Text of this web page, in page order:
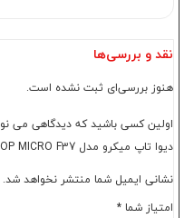
نقد و بررسی‌ها
هنوز بررسی‌ای ثبت نشده است.
دیوا تاپ میکرو مدل DIVATOP MICRO F37”
نشانی ایمیل شما منتشر نخواهد شد.
امتیاز شما *